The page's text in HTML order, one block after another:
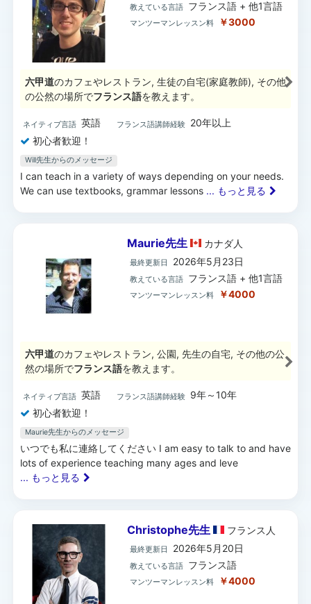
教えている言語 フランス語 + 他1言語
マンツーマンレッスン料 ￥3000
六甲道のカフェやレストラン, 生徒の自宅(家庭教師), その他
の公然の場所でフランス語を教えます。
ネイティブ言語 英語 フランス語講師経験
20年以上
初心者歓迎！
Will先生からのメッセージ
I can teach in a variety of ways depending on your needs.
We can use textbooks, grammar lessons ... もっと見る
Maurie先生 カナダ人
最終更新日 2026年5月23日
教えている言語 フランス語 + 他1言語
マンツーマンレッスン料 ￥4000
六甲道のカフェやレストラン, 公園, 先生の自宅, その他の公
然の場所でフランス語を教えます。
ネイティブ言語 英語 フランス語講師経験
9年～10年
初心者歓迎！
Maurie先生からのメッセージ
いつでも私に連絡してください I am easy to talk to and have
lots of experience teaching many ages and leve
... もっと見る
Christophe先生 フランス 人
最終更新日 2026年5月20日
教えている言語 フランス語
マンツーマンレッスン料 ￥4000